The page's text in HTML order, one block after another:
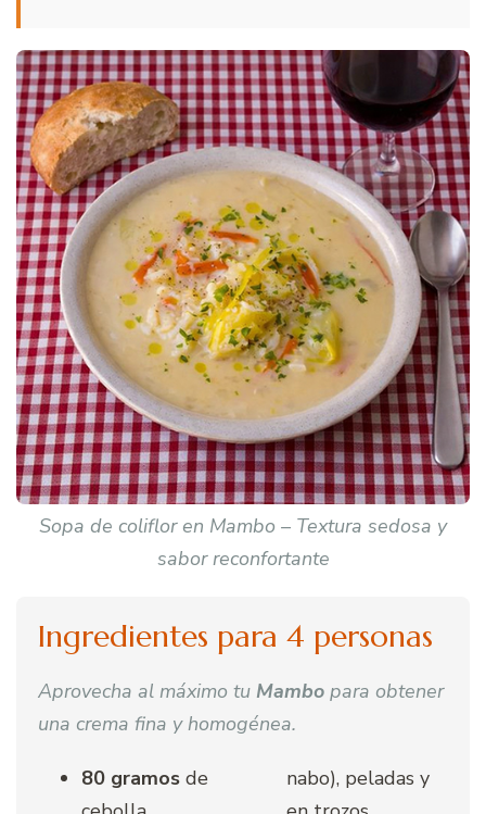
Sopa de coliflor en Mambo – Textura sedosa y
sabor reconfortante
Ingredientes para 4 personas
Aprovecha al máximo tu Mambo para obtener
una crema fina y homogénea.
80 gramos de
nabo), peladas y